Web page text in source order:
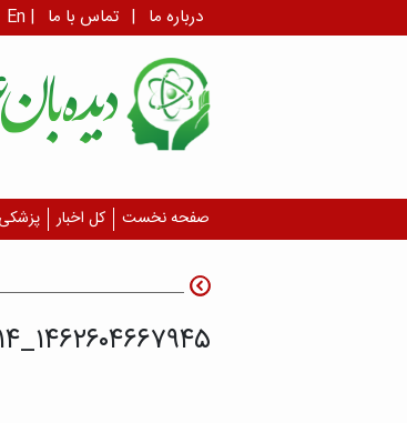
En | درباره ما | تماس با ما
صفحه نخست کل اخبار پزشکی
۱۴۶۲۶۰۴۶۶۷۹۴۵_۱۴